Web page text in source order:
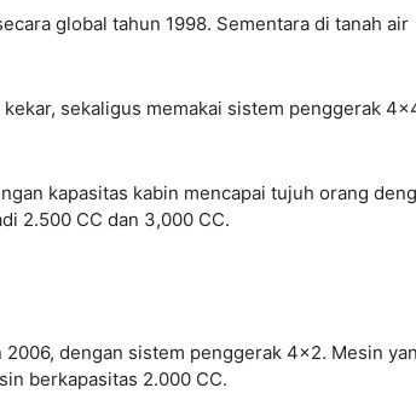
global tahun 1998. Sementara di tanah air
sekaligus memakai sistem penggerak
kapasitas kabin mencapai tujuh orang
2.500 CC dan 3,000 CC.
dengan sistem penggerak 4×2. Mesin
berkapasitas 2.000 CC.